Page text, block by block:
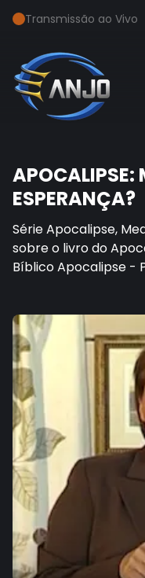
Transmissão ao Vivo
APOCALIPSE:
ESPERANÇA?
Série Apocalipse,
sobre o livro do
Bíblico Apocalipse -